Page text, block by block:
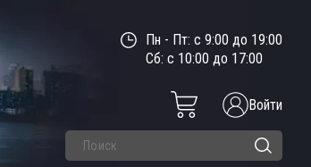
Пн - Пт: с 9:00 до 19:00
Сб: с 10:00 до 17:00
Войти